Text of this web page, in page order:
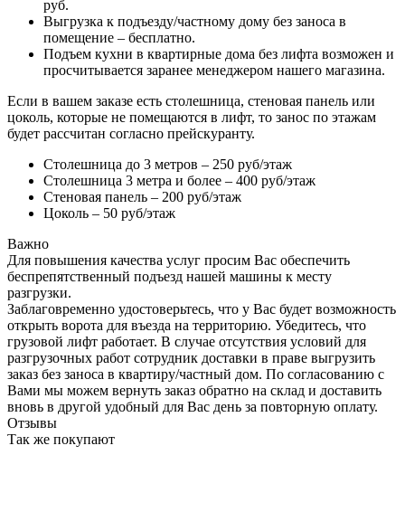
руб.
Выгрузка к подъезду/частному дому без заноса в
помещение – бесплатно.
Подъем кухни в квартирные дома без лифта возможен и
просчитывается заранее менеджером нашего магазина.
Если в вашем заказе есть столешница, стеновая панель или
цоколь, которые не помещаются в лифт, то занос по этажам
будет рассчитан согласно прейскуранту.
Столешница до 3 метров – 250 руб/этаж
Столешница 3 метра и более – 400 руб/этаж
Стеновая панель – 200 руб/этаж
Цоколь – 50 руб/этаж
Важно
Для повышения качества услуг просим Вас обеспечить
беспрепятственный подъезд нашей машины к месту
разгрузки.
Заблаговременно удостоверьтесь, что у Вас будет возможность
открыть ворота для въезда на территорию. Убедитесь, что
грузовой лифт работает. В случае отсутствия условий для
разгрузочных работ сотрудник доставки в праве выгрузить
заказ без заноса в квартиру/частный дом. По согласованию с
Вами мы можем вернуть заказ обратно на склад и доставить
вновь в другой удобный для Вас день за повторную оплату.
Отзывы
Так же покупают